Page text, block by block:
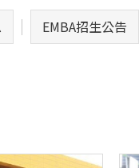
EMBA招生公告